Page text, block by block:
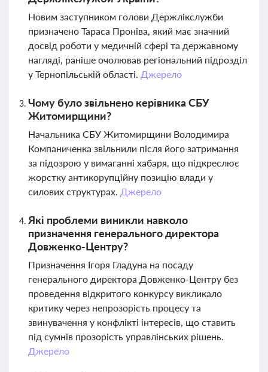
Новим заступником голови Держлікслужби
призначено Тараса Проніва, який має значний
досвід роботи у медичній сфері та державному
нагляді, раніше очолював регіональний підрозділ
у Тернопільській області. Джерело
Чому було звільнено керівника СБУ
Житомирщини?
Начальника СБУ Житомирщини Володимира
Компаниченка звільнили після його затримання
за підозрою у вимаганні хабаря, що підкреслює
жорстку антикорупційну позицію влади у
силових структурах. Джерело
Які проблеми виникли навколо
призначення генерального директора
Довженко-Центру?
Призначення Ігоря Гладуна на посаду
генерального директора Довженко-Центру без
проведення відкритого конкурсу викликало
критику через непрозорість процесу та
звинувачення у конфлікті інтересів, що ставить
під сумнів прозорість управлінських рішень.
Джерело